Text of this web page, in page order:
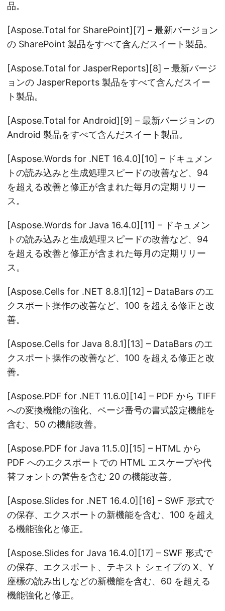
品。
[Aspose.Total for SharePoint][7] – 最新バージョン
の SharePoint 製品をすべて含んだスイート製品。
[Aspose.Total for JasperReports][8] – 最新バージ
ョンの JasperReports 製品をすべて含んだスイー
ト製品。
[Aspose.Total for Android][9] – 最新バージョンの
Android 製品をすべて含んだスイート製品。
[Aspose.Words for .NET 16.4.0][10] – ドキュメン
トの読み込みと生成処理スピードの改善など、94
を超える改善と修正が含まれた毎月の定期リリー
ス。
[Aspose.Words for Java 16.4.0][11] – ドキュメン
トの読み込みと生成処理スピードの改善など、94
を超える改善と修正が含まれた毎月の定期リリー
ス。
[Aspose.Cells for .NET 8.8.1][12] – DataBars のエ
クスポート操作の改善など、100 を超える修正と改
善。
[Aspose.Cells for Java 8.8.1][13] – DataBars のエ
クスポート操作の改善など、100 を超える修正と改
善。
[Aspose.PDF for .NET 11.6.0][14] – PDF から TIFF
への変換機能の強化、ページ番号の書式設定機能を
含む、50 の機能改善。
[Aspose.PDF for Java 11.5.0][15] – HTML から
PDF へのエクスポートでの HTML エスケープや代
替フォントの警告を含む 20 の機能改善。
[Aspose.Slides for .NET 16.4.0][16] – SWF 形式で
の保存、エクスポートの新機能を含む、100 を超え
る機能強化と修正。
[Aspose.Slides for Java 16.4.0][17] – SWF 形式で
の保存、エクスポート、テキスト シェイプの X、Y
座標の読み出しなどの新機能を含む、60 を超える
機能強化と修正。